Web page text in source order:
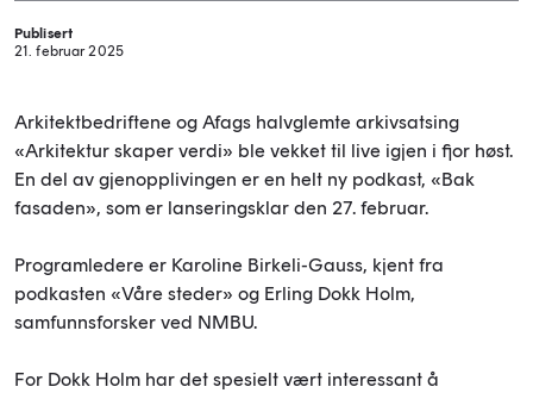
Publisert
21. februar 2025
Arkitektbedriftene og Afags halvglemte arkivsatsing
«Arkitektur skaper verdi» ble vekket til live igjen i fjor høst.
En del av gjenopplivingen er en helt ny podkast, «Bak
fasaden», som er lanseringsklar den 27. februar.
Programledere er Karoline Birkeli-Gauss, kjent fra
podkasten «Våre steder» og Erling Dokk Holm,
samfunnsforsker ved NMBU.
For Dokk Holm har det spesielt vært interessant å